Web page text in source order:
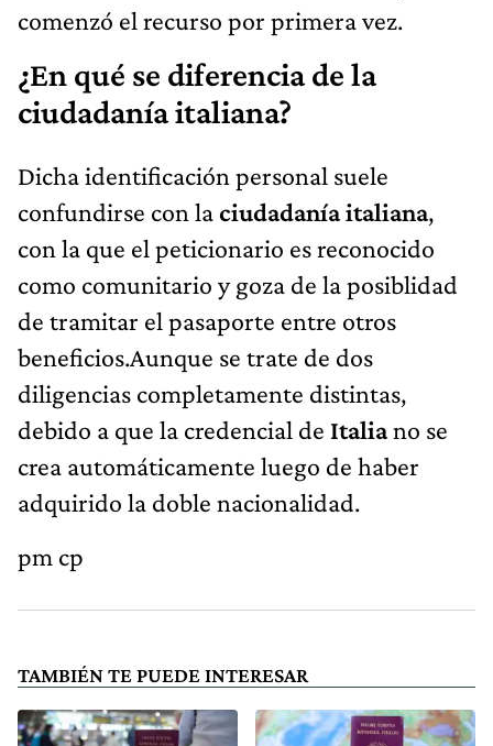
comenzó el recurso por primera vez.
¿En qué se diferencia de la
ciudadanía italiana?
Dicha identificación personal suele
confundirse con laciudadanía italiana,
con la que el peticionario es reconocido
como comunitario y goza de la posiblidad
de tramitar el pasaporte entre otros
beneficios.Aunque se trate de dos
diligencias completamente distintas,
debido a que la credencial de Italiano se
crea automáticamente luego de haber
adquirido la doble nacionalidad.
pm cp
TAMBIÉN TE PUEDE INTERESAR